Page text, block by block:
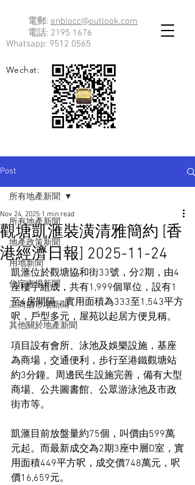
電郵: enblocc@outlook.com
電話: 2195 1676
Whatsapp: 9512 0565
Wechat:
Post
所有地產新聞
地產政策新聞
用地新聞
住宅市場新聞
工商舖市場新聞
其他關於地產新聞
所有地產新聞
觀塘凱滙裝潢清雅簡約 [香
港經濟日報] 2025-11-24
Nov 24, 2025 1 min read
凱滙位於觀塘協和街33號，分2期，由4
座樓宇組成，共有1,999個單位，設有1
至4房間隔，實用面積為333至1,543平方
呎，戶型多元，屋苑以起居方便見稱。
項目設有會所、泳池及娛樂設施，基座
為商場，交通便利，步行至港鐵觀塘站
約3分鐘。周邊民生設施完善，備有大型
商場、公共圖書館、公眾游泳池及市政
街市等。
凱滙目前放盤量約75個，叫價由599萬
元起。而最新成交為2期3座中層D室，實
用面積449平方呎，成交價748萬元，呎
價16,659元。